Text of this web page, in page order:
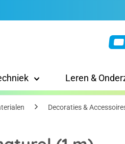
Leren &
Decoraties &